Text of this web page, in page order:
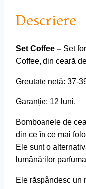
Descriere
Set Coffee – Set
Coffee, din ceară
Greutate netă: 37-
Garanție: 12 luni.
Bomboanele de
din ce în ce mai
Ele sunt o
lumânărilor
Ele răspândesc un